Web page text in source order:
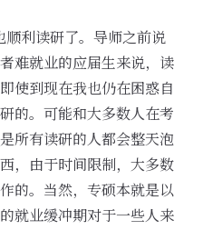
利读研了。导师之前说
难就业的应届生来说，读
使到现在我也仍在困惑自
的。可能和大多数人在考
所有读研的人都会整天泡
，由于时间限制，大多数
的。当然，专硕本就是以
就业缓冲期对于一些人来